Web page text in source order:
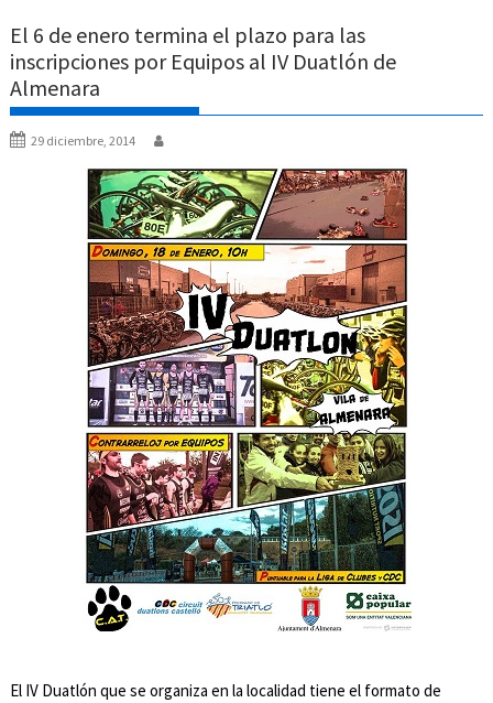
El 6 de enero termina el plazo para las
inscripciones por Equipos al IV Duatlón de
Almenara
29 diciembre, 2014
El IV Duatlón que se organiza en la localidad tiene el formato de